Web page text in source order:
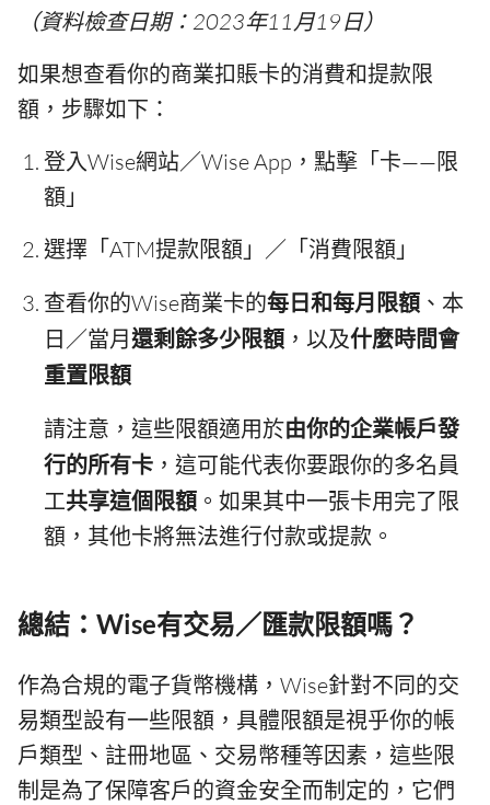
（資料檢查日期：2023年11月19日）
如果想查看你的商業扣賬卡的消費和提款限
額，步驟如下：
登入Wise網站／Wise App，點擊「卡——限
額」
選擇「ATM提款限額」／「消費限額」
查看你的Wise商業卡的每日和每月限額 、本
日／當月還剩餘多少限額 ，以及什麼時間會
重置限額
請注意，這些限額適用於由你的企業帳戶發
行的所有卡 ，這可能代表你要跟你的多名員
工共享這個限額 。如果其中一張卡用完了限
額，其他卡將無法進行付款或提款。
總結：Wise有交易／匯款限額嗎？
作為合規的電子貨幣機構，Wise針對不同的交
易類型設有一些限額，具體限額是視乎你的帳
戶類型、註冊地區、交易幣種等因素，這些限
制是為了保障客戶的資金安全而制定的，它們